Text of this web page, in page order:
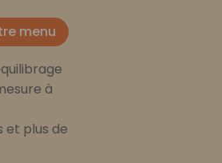
menu
à
et plus de